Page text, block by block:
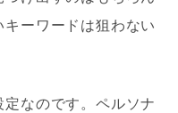
ーワードは狙わない
なのです。ペルソナ